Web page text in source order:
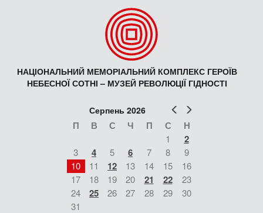
НАЦІОНАЛЬНИЙ МЕМОРІАЛЬНИЙ КОМПЛЕКС ГЕРОЇВ
НЕБЕСНОЇ СОТНІ – МУЗЕЙ РЕВОЛЮЦІЇ ГІДНОСТІ
Попер
Серпень 2026
П В С Ч П С Н
1 2
3 4 5 6 7 8
9
10
11 12 13 14 15
16
17
18 19 20 21 22
23
24
25 26 27 28 29
30
31